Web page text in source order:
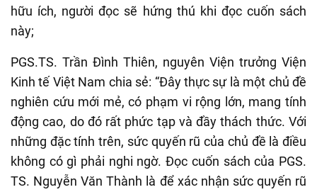
hữu ích, người đọc sẽ hứng thú khi đọc cuốn sách
này;
PGS.TS. Trần Đình Thiên, nguyên Viện trưởng Viện
Kinh tế Việt Nam chia sẻ: “Đây thực sự là một chủ đề
nghiên cứu mới mẻ, có phạm vi rộng lớn, mang tính
động cao, do đó rất phức tạp và đầy thách thức. Với
những đặc tính trên, sức quyến rũ của chủ đề là điều
không có gì phải nghi ngờ. Đọc cuốn sách của PGS.
TS. Nguyễn Văn Thành là để xác nhận sức quyến rũ